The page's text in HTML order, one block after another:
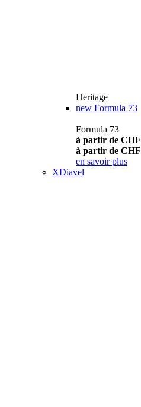
Heritage
new Formula 73
Formula 73
à partir de CHF
à partir de
en savoir plus
XDiavel